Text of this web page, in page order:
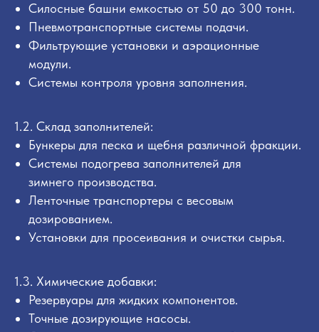
Силосные башни емкостью от 50 до 300 тонн.
Пневмотранспортные системы подачи.
Фильтрующие установки и аэрационные
модули.
Системы контроля уровня заполнения.
1.2. Склад заполнителей:
Бункеры для песка и щебня различной фракции.
Системы подогрева заполнителей для
зимнего производства.
Ленточные транспортеры с весовым
дозированием.
Установки для просеивания и очистки сырья.
1.3. Химические добавки:
Резервуары для жидких компонентов.
Точные дозирующие насосы.